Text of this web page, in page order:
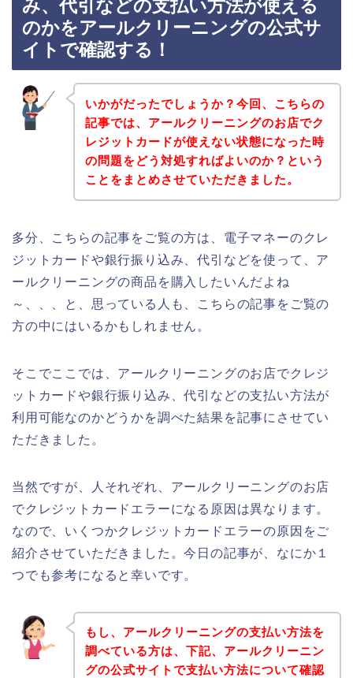
み、代引などの支払い方法が使える
のかをアールクリーニングの公式サ
イトで確認する！
いかがだったでしょうか？今回、こちらの
記事では、アールクリーニングのお店でク
レジットカードが使えない状態になった時
の問題をどう対処すればよいのか？という
ことをまとめさせていただきました。
多分、こちらの記事をご覧の方は、電子マネーのクレ
ジットカードや銀行振り込み、代引などを使って、ア
ールクリーニングの商品を購入したいんだよね
～、、、と、思っている人も、こちらの記事をご覧の
方の中にはいるかもしれません。
そこでここでは、アールクリーニングのお店でクレジ
ットカードや銀行振り込み、代引などの支払い方法が
利用可能なのかどうかを調べた結果を記事にさせてい
ただきました。
当然ですが、人それぞれ、アールクリーニングのお店
でクレジットカードエラーになる原因は異なります。
なので、いくつかクレジットカードエラーの原因をご
紹介させていただきました。今日の記事が、なにか１
つでも参考になると幸いです。
もし、アールクリーニングの支払い方法を
調べている方は、下記、アールクリーニン
グの公式サイトで支払い方法について確認